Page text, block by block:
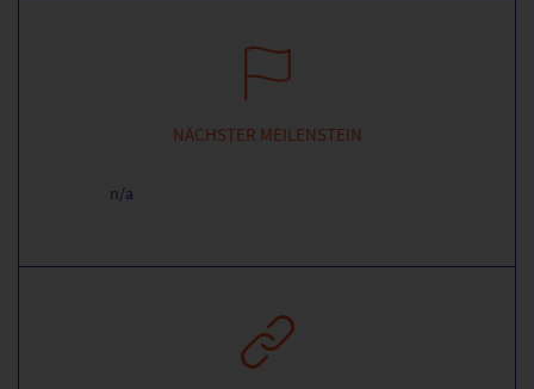
NÄCHSTER MEILENSTEIN
n/a